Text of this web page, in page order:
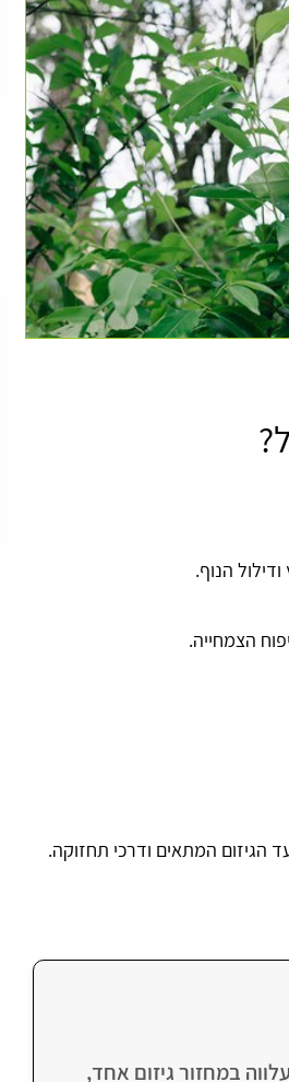
הנוף.
הצמחייה.
הגיזום המתאים ודרכי תחזוקה.
עצים, מומלץ לא להסיר יותר מ-30% מהעלווה במחזור גיזום אחד,